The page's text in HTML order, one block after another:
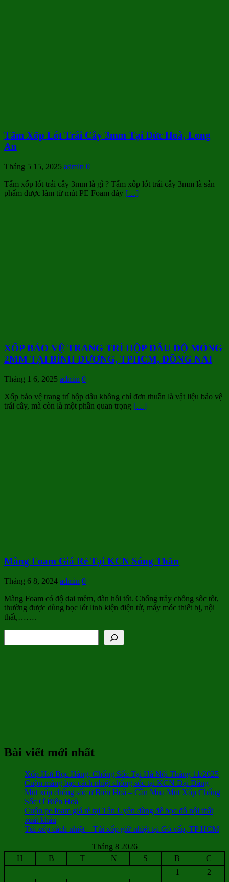
Tấm Xốp Lót Trái Cây 3mm Tại Đức Hoà, Long
An
Tháng 5 15, 2025 admin 0
Tấm xốp lót trái cây 3mm là gì ? Tấm xốp lót trái cây 3mm là sản
phẩm được làm từ mút PE Foam dày […]
XỐP BẢO VỆ TRANG TRÍ HỘP DÂU ĐỘ MỎNG
2MM TẠI BÌNH DƯƠNG, TPHCM, ĐỒNG NAI
Tháng 1 6, 2025 admin 0
Xốp bảo vệ trang trí hộp dâu không chỉ đơn thuần là vật liệu bảo vệ
trái cây, mà còn là một phần quan trọng […]
Màng Foam Giá Rẻ Tại KCN Sóng Thần
Tháng 6 8, 2024 admin 0
Màng Foam có độ dai mềm, đàn hồi tốt. Chống trầy chống sốc tốt,
thường được dùng bọc lót linh kiện điện tử, máy móc thiết bị, nội
thất,…….
Bài viết mới nhất
Xốp Hơi Bọc Hàng, Chống Sốc Tại Hà Nội Tháng 11/2025
Cuộn màng bạc cách nhiệt chống sốc tại KCN Đại Đăng
Mút xốp chống sốc ở Biên Hoà – Cần Mua Mút Xốp Chống
Sốc Ở Biên Hoà
Cuộn pe foam giá rẻ tại Tân Uyên dùng để bọc đồ nội thất
xuất khẩu
Túi xốp cách nhiệt – Túi xốp giữ nhiệt tại Gò vấp, TP HCM
Tháng 8 2026
H
B T N S B
C
1
2